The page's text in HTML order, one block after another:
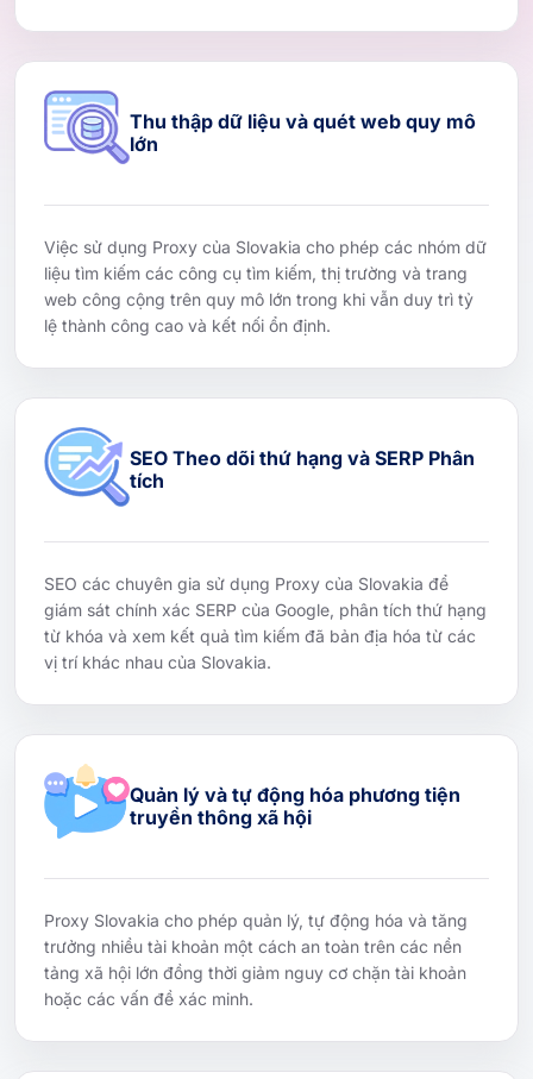
Thu thập dữ liệu và quét web quy mô
lớn
Việc sử dụng Proxy của Slovakia cho phép các nhóm dữ
liệu tìm kiếm các công cụ tìm kiếm, thị trường và trang
web công cộng trên quy mô lớn trong khi vẫn duy trì tỷ
lệ thành công cao và kết nối ổn định.
SEO Theo dõi thứ hạng và SERP Phân
tích
SEO các chuyên gia sử dụng Proxy của Slovakia để
giám sát chính xác SERP của Google, phân tích thứ hạng
từ khóa và xem kết quả tìm kiếm đã bản địa hóa từ các
vị trí khác nhau của Slovakia.
Quản lý và tự động hóa phương tiện
truyền thông xã hội
Proxy Slovakia cho phép quản lý, tự động hóa và tăng
trưởng nhiều tài khoản một cách an toàn trên các nền
tảng xã hội lớn đồng thời giảm nguy cơ chặn tài khoản
hoặc các vấn đề xác minh.